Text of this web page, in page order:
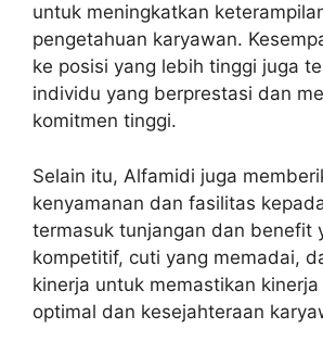
untuk meningkatkan
pengetahuan karyawan.
ke posisi yang lebih tinggi juga
individu yang berprestasi dan
komitmen tinggi.
Selain itu, Alfamidi juga
kenyamanan dan fasilitas
termasuk tunjangan dan benefit
kompetitif, cuti yang memadai,
kinerja untuk memastikan
optimal dan kesejahteraan